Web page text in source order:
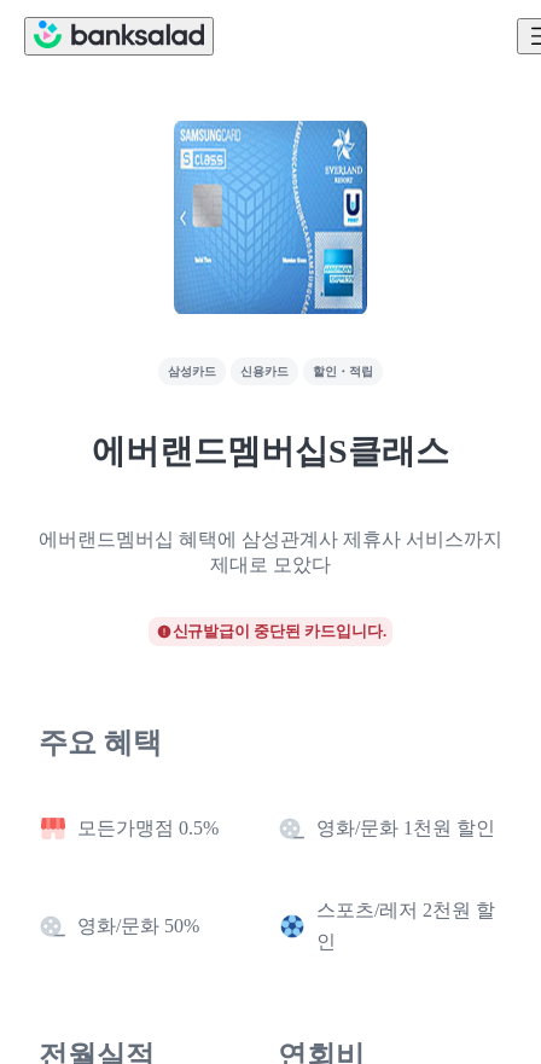
삼성카드 신용카드 할인・적립
에버랜드멤버십S클래스
에버랜드멤버십 혜택에 삼성관계사 제휴사 서비스까지
제대로 모았다
신규발급이 중단된 카드입니다.
주요 혜택
모든가맹점 0.5% 영화/문화 1천원 할인
영화/문화 50%
스포츠/레저 2천원 할
인
전월실적 연회비